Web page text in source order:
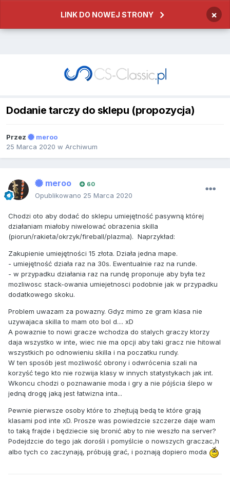
LINK DO NOWEJ STRONY ×
Dodanie tarczy do sklepu (propozycja)
Przez
meroo
25 Marca 2020 w Archiwum
meroo 60
Opublikowano 25 Marca 2020
Chodzi oto aby dodać do sklepu umiejętność pasywną której
działaniam miałoby niwelować obrazenia skilla
(piorun/rakieta/okrzyk/fireball/plazma). Naprzykład:
Zakupienie umiejętności 15 złota. Działa jedna mape.
- umiejętność działa raz na 30s. Ewentualnie raz na runde.
- w przypadku działania raz na rundę proponuje aby była tez
mozliwosc stack-owania umiejetnosci podobnie jak w przypadku
dodatkowego skoku.
Problem uwazam za powazny. Gdyz mimo ze gram klasa nie
uzywajaca skilla to mam oto bol d.... xD
A powaznie to nowi gracze wchodza do stalych graczy ktorzy
daja wszystko w inte, wiec nie ma opcji aby taki gracz nie hitowal
wszystkich po odnowieniu skilla i na poczatku rundy.
W ten sposób jest mozliwość obrony i odwrócenia szali na
korzyść tego kto nie rozwija klasy w innych statystykach jak int.
Wkoncu chodzi o poznawanie moda i gry a nie pójścia ślepo w
jedną drogę jaką jest łatwizna inta...
Pewnie pierwsze osoby które to zhejtują bedą te które grają
klasami pod inte xD. Prosze was powiedzcie szczerze daje wam
to taką frajde i będziecie się bronić aby to nie weszło na server?
Podejdzcie do tego jak dorośli i pomyślcie o nowszych graczac,h
albo tych co zaczynają, próbują grać, i poznają dopiero moda